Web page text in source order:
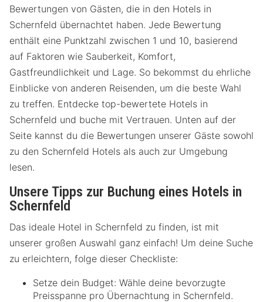
Bewertungen von Gästen, die in den Hotels in
Schernfeld übernachtet haben. Jede Bewertung
enthält eine Punktzahl zwischen 1 und 10, basierend
auf Faktoren wie Sauberkeit, Komfort,
Gastfreundlichkeit und Lage. So bekommst du ehrliche
Einblicke von anderen Reisenden, um die beste Wahl
zu treffen. Entdecke top-bewertete Hotels in
Schernfeld und buche mit Vertrauen. Unten auf der
Seite kannst du die Bewertungen unserer Gäste sowohl
zu den Schernfeld Hotels als auch zur Umgebung
lesen.
Unsere Tipps zur Buchung eines Hotels in
Schernfeld
Das ideale Hotel in Schernfeld zu finden, ist mit
unserer großen Auswahl ganz einfach! Um deine Suche
zu erleichtern, folge dieser Checkliste:
Setze dein Budget: Wähle deine bevorzugte
Preisspanne pro Übernachtung in Schernfeld.